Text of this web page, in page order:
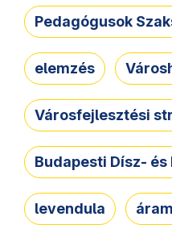
Pedagógusok
elemzés
Városfejlesztési
Budapesti Dísz-
levendula